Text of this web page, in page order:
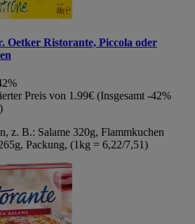
Oetker Ristorante, Piccola oder
Preis von 1.99€ (Insgesamt -42%
z. B.: Salame 320g, Flammkuchen
Packung, (1kg = 6,22/7,51)